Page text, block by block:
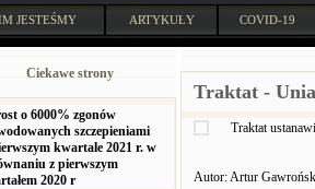
JESTEŚMY ARTYKUŁY COVID-19
Ciekawe strony
o 6000% zgonów
szczepieniami
kwartale 2021 r. w
z pierwszym
2020 r
Traktat -
Traktat
Autor: Artur